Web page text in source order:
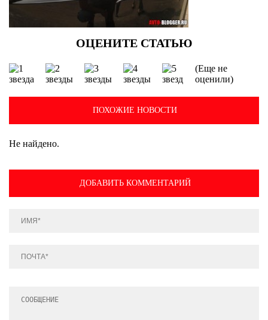
(Еще не
оценили)
ПОХОЖИЕ НОВОСТИ
Не найдено.
ДОБАВИТЬ КОММЕНТАРИЙ